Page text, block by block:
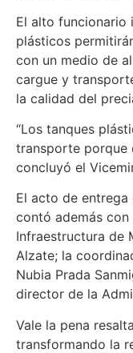
El alto funcionario
plásticos
con un medio de
cargue y
la calidad del
“Los tanques
transporte porque
concluyó el
El acto de
contó además
Infraestructura de
Alzate; la
Nubia Prada
director de la
Vale la pena
transformando la